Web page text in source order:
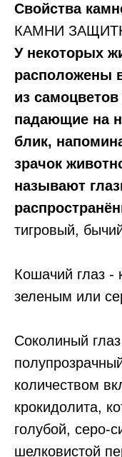
Свойства
КАМНИ
У некоторых
расположены
из
падающие на
блик,
зрачок
называют
тигровый,
Кошачий глаз -
зеленым или
Соколиный
количеством
крокидолита,
голубой, серо-
шелковистой